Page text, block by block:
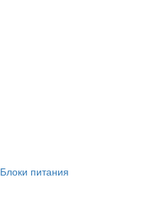
Блоки питания